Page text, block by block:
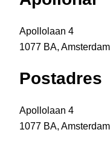
Apollolaan 4
1077 BA, Amsterdam
Postadres
Apollolaan 4
1077 BA, Amsterdam